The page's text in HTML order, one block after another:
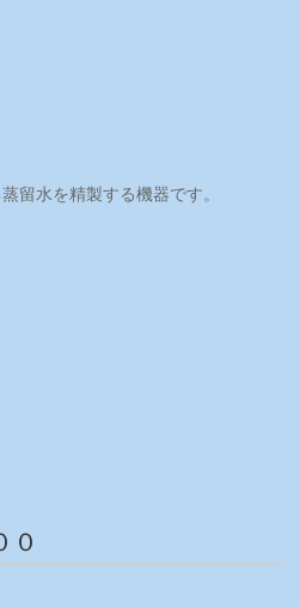
留水を精製する機器です。
０